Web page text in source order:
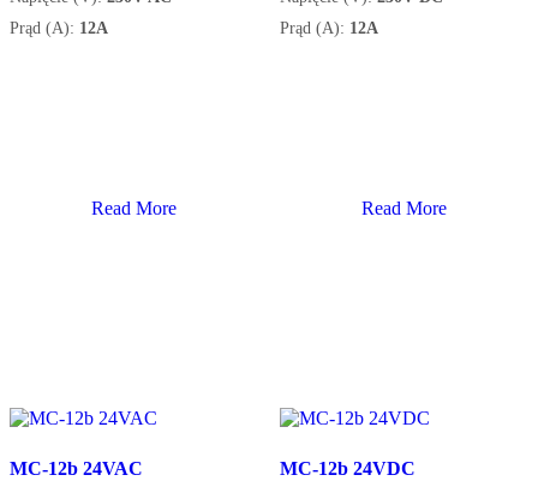
Prąd (A): 12A
Read More
Prąd (A): 12A
Read More
MC-12b 24VAC MC-12b 24VDC